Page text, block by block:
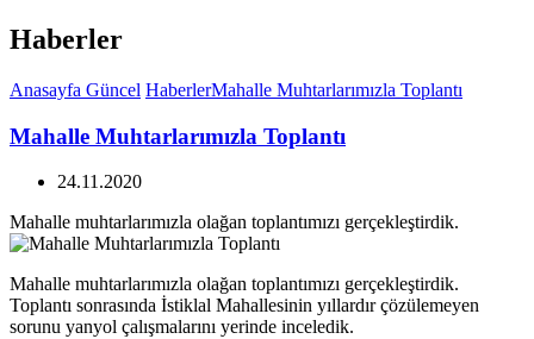
Haberler
Anasayfa Güncel HaberlerMahalle Muhtarlarımızla Toplantı
Mahalle Muhtarlarımızla Toplantı
24.11.2020
Mahalle muhtarlarımızla olağan toplantımızı gerçekleştirdik.
Mahalle muhtarlarımızla olağan toplantımızı gerçekleştirdik.
Toplantı sonrasında İstiklal Mahallesinin yıllardır çözülemeyen
sorunu yanyol çalışmalarını yerinde inceledik.